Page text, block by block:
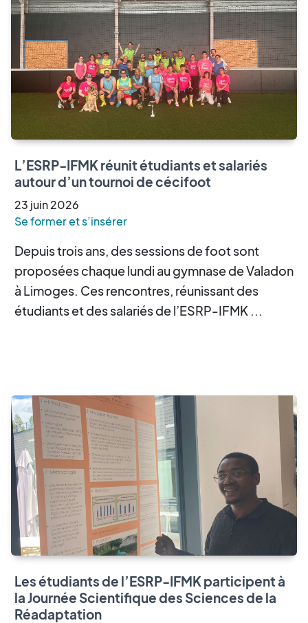
L’ESRP-IFMK réunit étudiants et salariés
autour d’un tournoi de cécifoot
23 juin2026
Se former et s’insérer
Depuis trois ans, des sessions de foot sont
proposées chaque lundi au gymnase de Valadon
à Limoges. Ces rencontres, réunissant des
étudiants et des salariés de l’ESRP-IFMK ...
Les étudiants de l’ESRP-IFMK participent à
la Journée Scientifique des Sciences de la
Réadaptation